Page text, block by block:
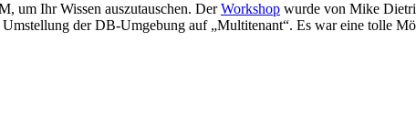
um Ihr Wissen auszutauschen. DerWorkshop wurde von Mike
der DB-Umgebung auf „Multitenant“. Es war eine tolle